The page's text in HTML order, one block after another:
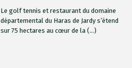
Le golf tennis et restaurant du domaine
départemental du Haras de Jardy s’étend
sur 75 hectares au cœur de la (...)